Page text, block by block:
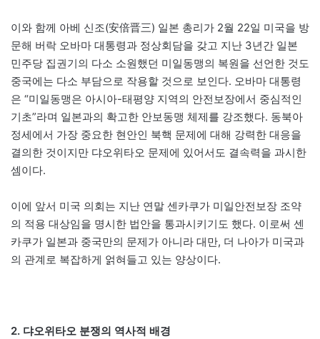
이와 함께 아베 신조(安倍晋三) 일본 총리가 2월 22일 미국을 방
문해 버락 오바마 대통령과 정상회담을 갖고 지난 3년간 일본
민주당 집권기의 다소 소원했던 미일동맹의 복원을 선언한 것도
중국에는 다소 부담으로 작용할 것으로 보인다. 오바마 대통령
은 “미일동맹은 아시아-태평양 지역의 안전보장에서 중심적인
기초”라며 일본과의 확고한 안보동맹 체제를 강조했다. 동북아
정세에서 가장 중요한 현안인 북핵 문제에 대해 강력한 대응을
결의한 것이지만 댜오위타오 문제에 있어서도 결속력을 과시한
셈이다.
이에 앞서 미국 의회는 지난 연말 센카쿠가 미일안전보장 조약
의 적용 대상임을 명시한 법안을 통과시키기도 했다. 이로써 센
카쿠가 일본과 중국만의 문제가 아니라 대만, 더 나아가 미국과
의 관계로 복잡하게 얽혀들고 있는 양상이다.
2. 댜오위타오 분쟁의 역사적 배경